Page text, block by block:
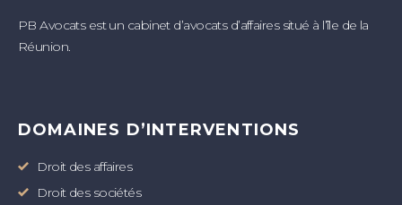
PB Avocats est un cabinet d’avocats d’affaires situé à l’île de la
Réunion.
DOMAINES D’INTERVENTIONS
Droit des affaires
Droit des sociétés